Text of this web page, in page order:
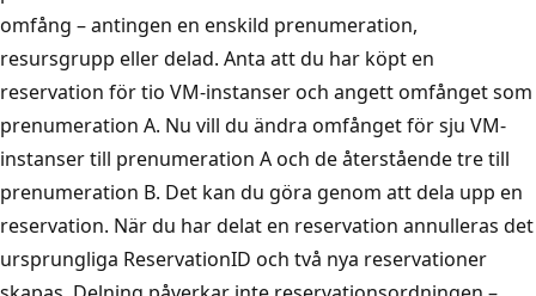
omfång – antingen en enskild prenumeration,
resursgrupp eller delad. Anta att du har köpt en
reservation för tio VM-instanser och angett omfånget som
prenumeration A. Nu vill du ändra omfånget för sju VM-
instanser till prenumeration A och de återstående tre till
prenumeration B. Det kan du göra genom att dela upp en
reservation. När du har delat en reservation annulleras det
ursprungliga ReservationID och två nya reservationer